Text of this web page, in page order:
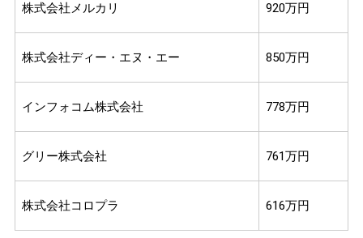
株式会社メルカリ 920万円
株式会社ディー・エヌ・エー 850万円
インフォコム株式会社 778万円
グリー株式会社 761万円
株式会社コロプラ 616万円